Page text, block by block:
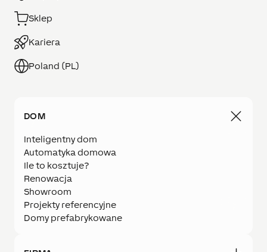
Sklep
Kariera
Poland (PL)
DOM
Inteligentny dom
Automatyka domowa
Ile to kosztuje?
Renowacja
Showroom
Projekty referencyjne
Domy prefabrykowane